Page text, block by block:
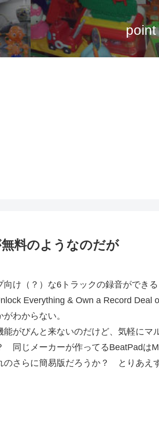
料のようなのだが
け（？）な6トラックの録音ができる
Everything & Own a Record Deal
わからない。
がぴんと来ないのだけど、気軽にマ
同じメーカーが作ってるBeatPadは
のさらに簡易版だろうか？ とりあえ